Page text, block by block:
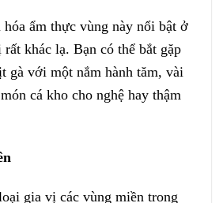
hóa ẩm thực vùng này nổi bật ở
khác lạ. Bạn có thể bắt gặp
gà với một nắm hành tăm, vài
cá kho cho nghệ hay thậm